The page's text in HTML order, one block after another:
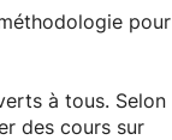
pour
à tous. Selon
des cours sur